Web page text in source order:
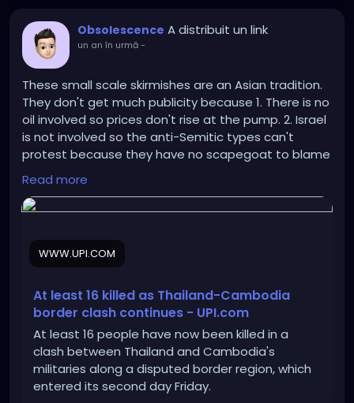
Obsolescence A distribuit un link
un an în urmă-
These small scale skirmishes are an Asian tradition.
They don't get much publicity because 1. There is no
oil involved so prices don't rise at the pump. 2. Israel
is not involved so the anti-Semitic types can't
protest because they have no scapegoat to blame
the conflict on.
https://www.upi.com/Top_News/World-
clash-fighting-killed/5851753459990/
Read more
WWW.UPI.COM
At least 16 killed as Thailand-Cambodia
border clash continues - UPI.com
At least 16 people have now been killed in a
clash between Thailand and Cambodia's
militaries along a disputed border region, which
entered its second day Friday.